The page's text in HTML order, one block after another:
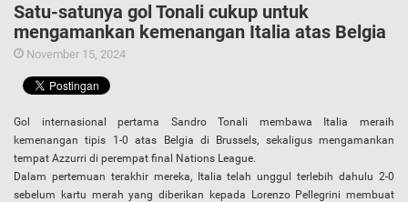
Satu-satunya gol Tonali cukup untuk
mengamankan kemenangan Italia atas Belgia
November 15, 2024
Gol internasional pertama Sandro Tonali membawa Italia meraih
kemenangan tipis 1-0 atas Belgia di Brussels, sekaligus mengamankan
tempat Azzurri di perempat final Nations League.
Dalam pertemuan terakhir mereka, Italia telah unggul terlebih dahulu 2-0
sebelum kartu merah yang diberikan kepada Lorenzo Pellegrini membuat